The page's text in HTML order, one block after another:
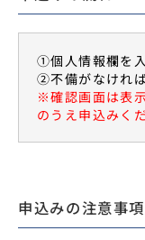
①個人情報欄を
②不備がなけれ
※確認画面は表
のうえ申込みく
申込みの注意事項